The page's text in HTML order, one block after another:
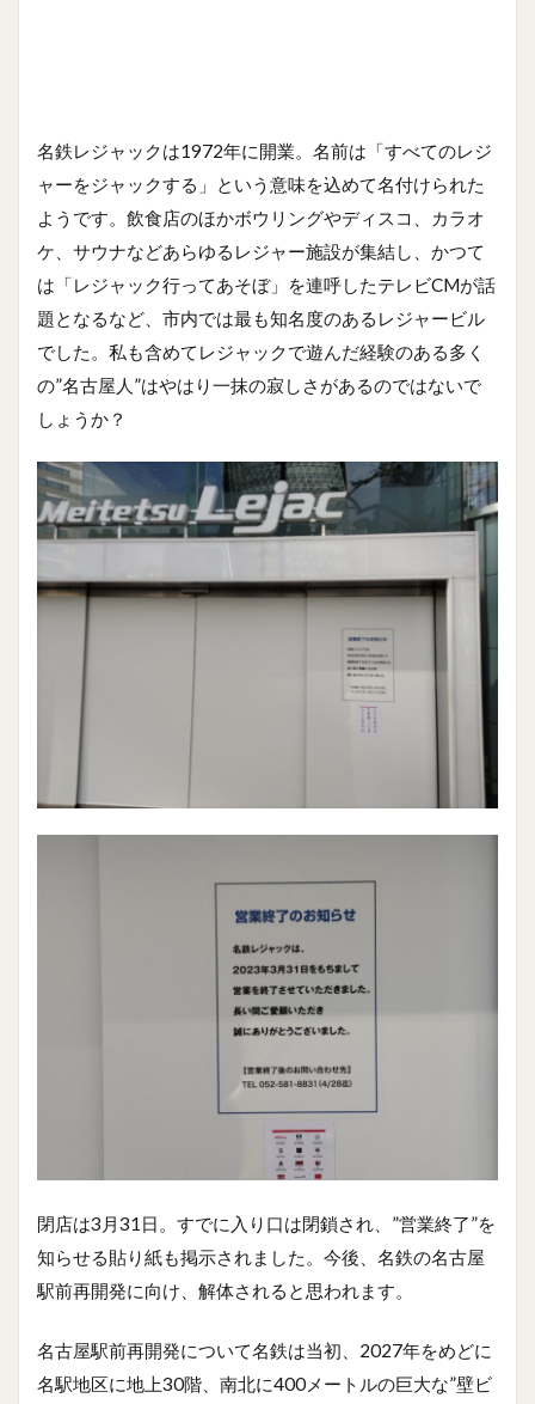
名鉄レジャックは1972年に開業。名前は「すべてのレジ
ャーをジャックする」という意味を込めて名付けられた
ようです。飲食店のほかボウリングやディスコ、カラオ
ケ、サウナなどあらゆるレジャー施設が集結し、かつて
は「レジャック行ってあそぼ」を連呼したテレビCMが話
題となるなど、市内では最も知名度のあるレジャービル
でした。私も含めてレジャックで遊んだ経験のある多く
の”名古屋人”はやはり一抹の寂しさがあるのではないで
しょうか？
閉店は3月31日。すでに入り口は閉鎖され、”営業終了”を
知らせる貼り紙も掲示されました。今後、名鉄の名古屋
駅前再開発に向け、解体されると思われます。
名古屋駅前再開発について名鉄は当初、2027年をめどに
名駅地区に地上30階、南北に400メートルの巨大な”壁ビ